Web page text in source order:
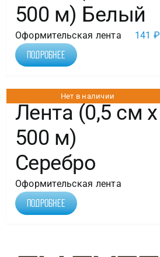
500 м) Белый
Оформительская лента 141 ₽
Подробнее
Нет в наличии
Лента (0,5 см х
500 м)
Серебро
Оформительская лента
Подробнее